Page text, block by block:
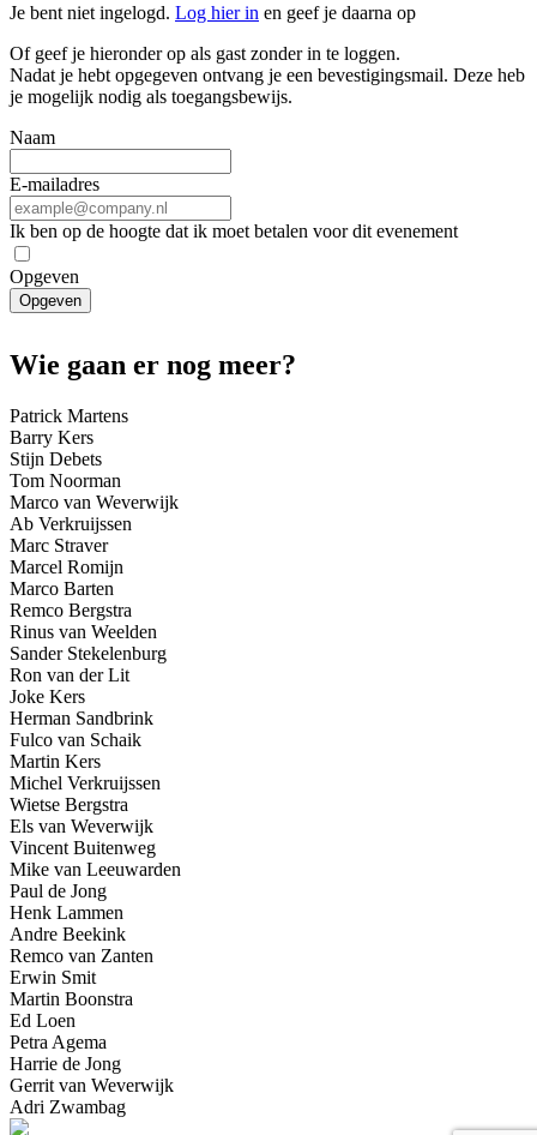
Je bent niet ingelogd. Log hier in en geef je daarna op
Of geef je hieronder op als gast zonder in te loggen.
Nadat je hebt opgegeven ontvang je een bevestigingsmail. Deze heb
je mogelijk nodig als toegangsbewijs.
Naam
E-mailadres
Ik ben op de hoogte dat ik moet betalen voor dit evenement
Opgeven
Opgeven
Wie gaan er nog meer?
Patrick Martens
Barry Kers
Stijn Debets
Tom Noorman
Marco van Weverwijk
Ab Verkruijssen
Marc Straver
Marcel Romijn
Marco Barten
Remco Bergstra
Rinus van Weelden
Sander Stekelenburg
Ron van der Lit
Joke Kers
Herman Sandbrink
Fulco van Schaik
Martin Kers
Michel Verkruijssen
Wietse Bergstra
Els van Weverwijk
Vincent Buitenweg
Mike van Leeuwarden
Paul de Jong
Henk Lammen
Andre Beekink
Remco van Zanten
Erwin Smit
Martin Boonstra
Ed Loen
Petra Agema
Harrie de Jong
Gerrit van Weverwijk
Adri Zwambag